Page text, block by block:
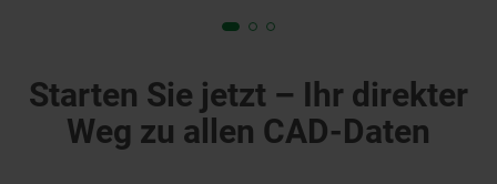
Starten Sie jetzt – Ihr direkter
Weg zu allen CAD-Daten